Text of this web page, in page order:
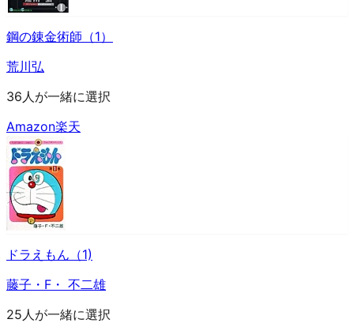
鋼の錬金術師（1）
荒川弘
36人が一緒に選択
Amazon楽天
ドラえもん（1)
藤子・F・ 不二雄
25人が一緒に選択